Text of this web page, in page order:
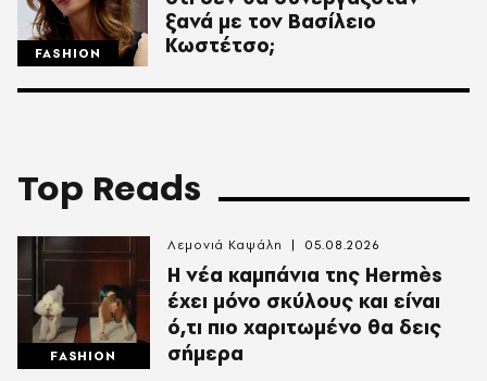
FASHION
ξανά με τον Βασίλειο
Κωστέτσο;
Top Reads
FASHION
Η νέα καμπάνια της Hermès
έχει μόνο σκύλους και είναι
ό,τι πιο χαριτωμένο θα δεις
σήμερα
Λεμονιά Καψάλη 05.08.2026